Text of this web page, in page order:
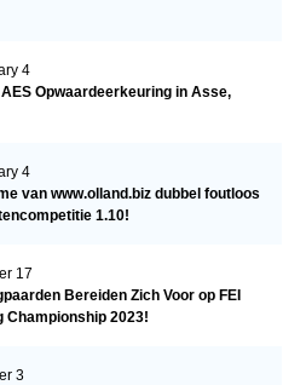
4
Opwaardeerkeuring in Asse,
4
van www.olland.biz dubbel foutloos
1.10!
17
Bereiden Zich Voor op FEI
Championship 2023!
3